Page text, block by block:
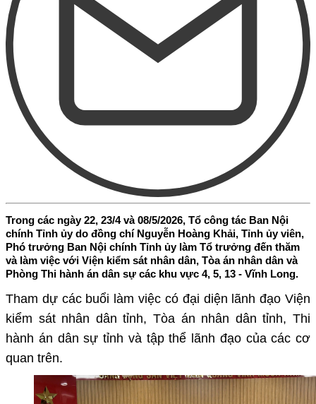
Trong các ngày 22, 23/4 và 08/5/2026, Tổ công tác Ban Nội
chính Tỉnh ủy do đồng chí Nguyễn Hoàng Khải, Tỉnh ủy viên,
Phó trưởng Ban Nội chính Tỉnh ủy làm Tổ trưởng đến thăm
và làm việc với Viện kiểm sát nhân dân, Tòa án nhân dân và
Phòng Thi hành án dân sự các khu vực 4, 5, 13 - Vĩnh Long.
Tham dự các buổi làm việc có đại diện lãnh đạoViện
kiểm sát nhân dân tỉnh, Tòa án nhân dân tỉnh, Thi
hành án dân sự tỉnh và tập thể lãnh đạo của các cơ
quan trên.